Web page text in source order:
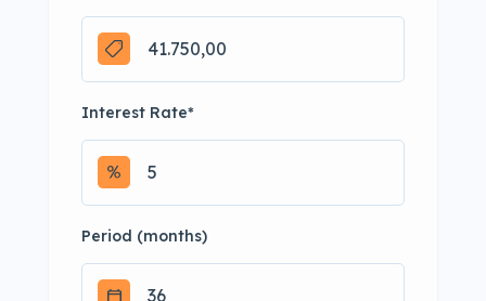
Interest Rate*
Period (months)